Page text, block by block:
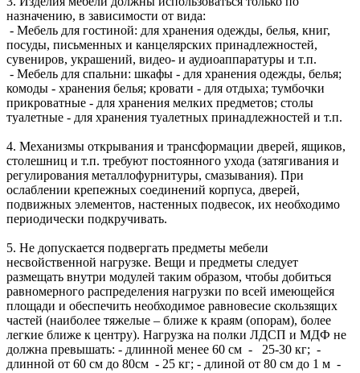
назначению, в зависимости от вида:
- Мебель для гостиной: для хранения одежды, белья, книг,
посуды, письменных и канцелярских принадлежностей,
сувениров, украшений, видео- и аудиоаппаратуры и т.п.
- Мебель для спальни: шкафы - для хранения одежды, белья;
комоды - хранения белья; кровати - для отдыха; тумбочки
прикроватные - для хранения мелких предметов; столы
туалетные - для хранения туалетных принадлежностей и т.п.
4. Механизмы открывания и трансформации дверей, ящиков,
столешниц и т.п. требуют постоянного ухода (затягивания и
регулирования металлофурнитуры, смазывания). При
ослаблении крепежных соединений корпуса, дверей,
подвижных элементов, настенных подвесок, их необходимо
периодически подкручивать.
5. Не допускается подвергать предметы мебели
несвойственной нагрузке. Вещи и предметы следует
размещать внутри модулей таким образом, чтобы добиться
равномерного распределения нагрузки по всей имеющейся
площади и обеспечить необходимое равновесие скользящих
частей (наиболее тяжелые – ближе к краям (опорам), более
легкие ближе к центру). Нагрузка на полки ЛДСП и МДФ не
должна превышать: - длинной менее 60 см - 25-30 кг; -
длинной от 60 см до 80см - 25 кг; - длиной от 80 см до 1 м -